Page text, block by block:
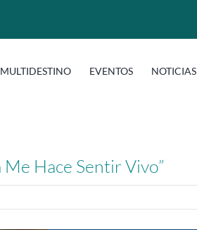
EVENTOS NOTICIAS
Hace Sentir Vivo”